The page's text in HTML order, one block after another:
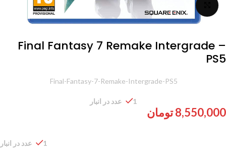
برای بزرگنمایی کلیک کنید
Final Fantasy 7 Remake Intergrade –
PS5
Final-Fantasy-7-Remake-Intergrade-PS5
8,550,000تومان
1 عدد در انبار
1 عدد در انبار